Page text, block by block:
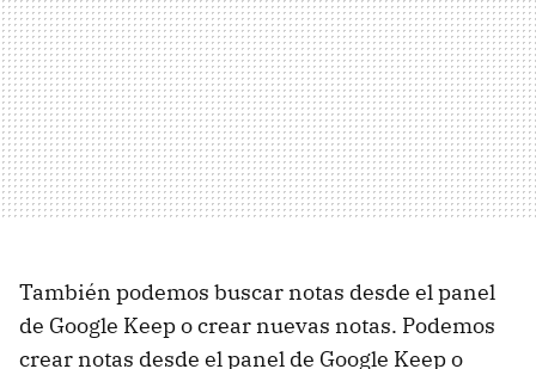
También podemos buscar notas desde el panel
de Google Keep o crear nuevas notas. Podemos
crear notas desde el panel de Google Keep o